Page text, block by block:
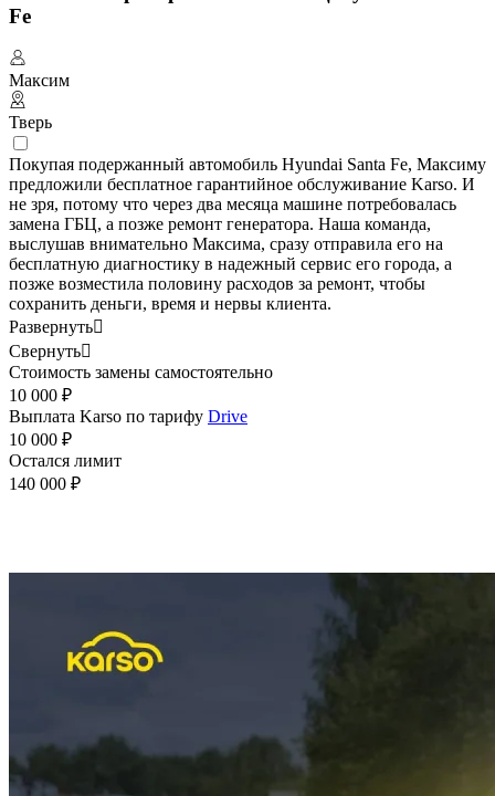
Fe
Максим
Тверь
Покупая подержанный автомобиль Hyundai Santa Fe, Максиму
предложили бесплатное гарантийное обслуживание Karso. И
не зря, потому что через два месяца машине потребовалась
замена ГБЦ, а позже ремонт генератора. Наша команда,
выслушав внимательно Максима, сразу отправила его на
бесплатную диагностику в надежный сервис его города, а
позже возместила половину расходов за ремонт, чтобы
сохранить деньги, время и нервы клиента.
Развернуть
Свернуть
Стоимость замены самостоятельно
10 000 ₽
Выплата Karso по тарифу Drive
10 000 ₽
Остался лимит
140 000 ₽